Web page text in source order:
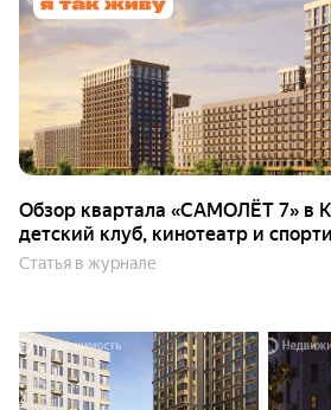
— в Голубицкую или Анапу, на
далее в Крым.
До крупного торгового центра
можно доехать за 15 минут, до
— за 6 минут, а до торгового
Инфраструктура
необходимое для комфортной
автовладельцев доступен
232 места.
Обзор квартала «САМОЛЁТ 7» в
детский клуб, кинотеатр и
Статья в журнале